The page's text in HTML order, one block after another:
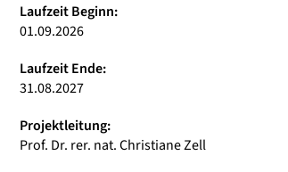
Laufzeit Beginn:
01.09.2026
Laufzeit Ende:
31.08.2027
Projektleitung:
Prof. Dr. rer. nat. Christiane Zell